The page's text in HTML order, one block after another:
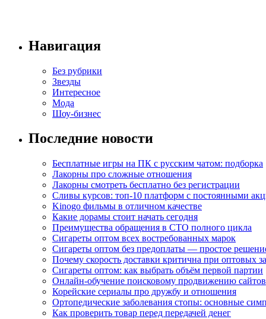
Навигация
Без рубрики
Звезды
Интересное
Мода
Шоу-бизнес
Последние новости
Бесплатные игры на ПК с русским чатом: подборка
Лакорны про сложные отношения
Лакорны смотреть бесплатно без регистрации
Сливы курсов: топ-10 платформ с постоянными
Kinogo фильмы в отличном качестве
Какие дорамы стоит начать сегодня
Преимущества обращения в СТО полного цикла
Сигареты оптом всех востребованных марок
Сигареты оптом без предоплаты — простое
Почему скорость доставки критична при оптовых
Сигареты оптом: как выбрать объём первой партии
Онлайн-обучение поисковому продвижению сайтов
Корейские сериалы про дружбу и отношения
Ортопедические заболевания стопы: основные
Как проверить товар перед передачей денег